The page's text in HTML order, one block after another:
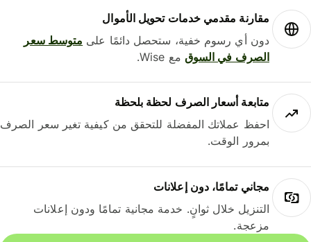
مقارنة مقدمي خدمات تحويل الأموال
دون أي رسوم خفية، ستحصل دائمًا علىمتوسط ​​سعر
الصرف في السوقمع Wise.
متابعة أسعار الصرف لحظة بلحظة
احفظ عملاتك المفضلة للتحقق من كيفية تغير سعر الصرف
بمرور الوقت.
مجاني تمامًا، دون إعلانات
التنزيل خلال ثوانٍ. خدمة مجانية تمامًا ودون إعلانات
مزعجة.